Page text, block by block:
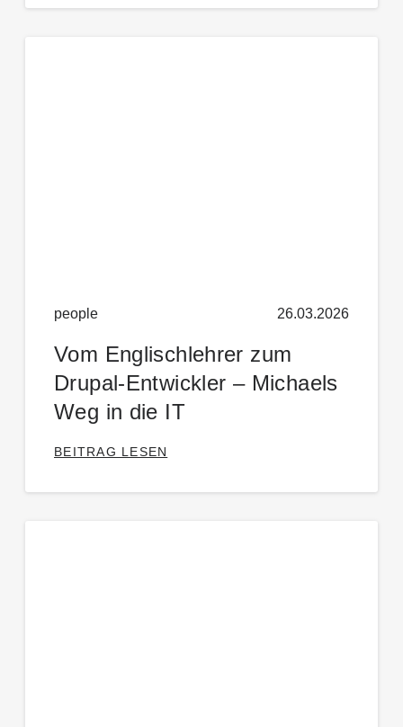
people 26.03.2026
Vom Englischlehrer zum
Drupal-Entwickler – Michaels
Weg in die IT
BEITRAG LESEN